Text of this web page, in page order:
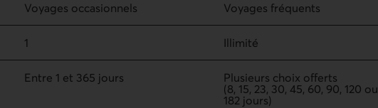
Voyages occasionnels Voyages fréquents
1 Illimité
Entre 1 et 365 jours
Plusieurs choix offerts
(8, 15, 23, 30, 45, 60, 90, 120 ou
182 jours)